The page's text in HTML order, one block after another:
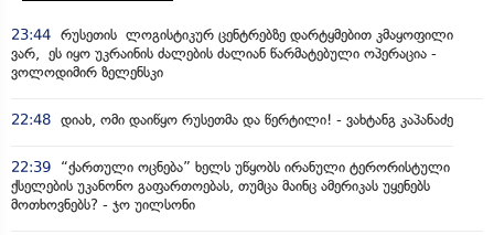
23:44 რუსეთის ლოგისტიკურ ცენტრებზე დარტყმებით კმაყოფილი
ვარ, ეს იყო უკრაინის ძალების ძალიან წარმატებული ოპერაცია -
ვოლოდიმირ ზელენსკი
22:48 დიახ, ომი დაიწყო რუსეთმა და წერტილი! - ვახტანგ კაპანაძე
22:39
“ქართული ოცნება” ხელს უწყობს ირანული ტერორისტული
ქსელების უკანონო გაფართოებას, თუმცა მაინც ამერიკას უყენებს
მოთხოვნებს? - ჯო უილსონი